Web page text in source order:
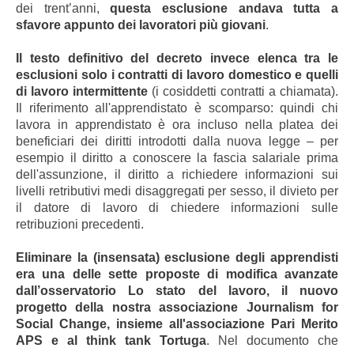
dei trent’anni,questa esclusione andava tutta a
sfavore appunto dei lavoratori più giovani.
Il testo definitivo del decreto invece elenca tra le
esclusioni solo i contratti di lavoro domestico e quelli
di lavoro intermittente (i cosiddetti contratti a chiamata).
Il riferimento all'apprendistato è scomparso: quindi chi
lavora in apprendistato è ora incluso nella platea dei
beneficiari dei diritti introdotti dalla nuova legge – per
esempio il diritto a conoscere la fascia salariale prima
dell'assunzione, il diritto a richiedere informazioni sui
livelli retributivi medi disaggregati per sesso, il divieto per
il datore di lavoro di chiedere informazioni sulle
retribuzioni precedenti.
Eliminare la (insensata) esclusione degli apprendisti
era una delle sette proposte di modifica avanzate
dall’osservatorio Lo stato del lavoro, il nuovo
progetto della nostra associazione Journalism for
Social Change, insieme all'associazione Pari Merito
APS e al think tank Tortuga. Nel documento che